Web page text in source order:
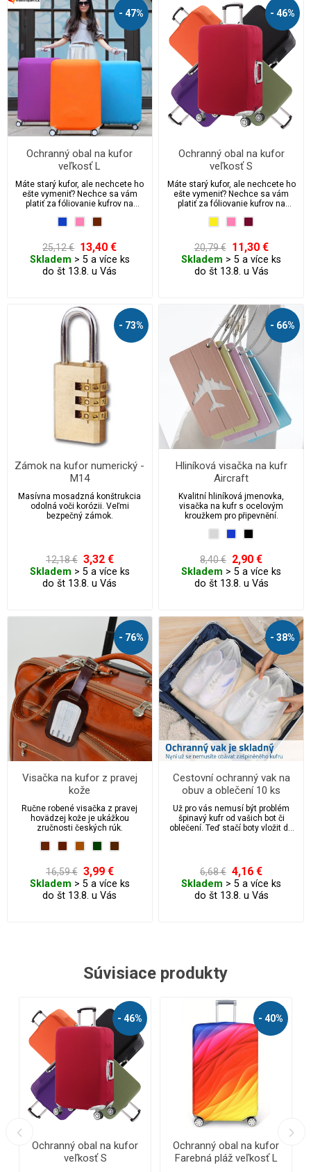
- 47%
Ochranný obal na kufor
veľkosť L
Máte starý kufor, ale nechcete ho
ešte vymeniť? Nechce sa vám
platiť za fóliovanie kufrov na
25,12 € 13,40 €
Skladem > 5 a více ks
do št 13.8. u Vás
- 46%
Ochranný obal na kufor
veľkosť S
Máte starý kufor, ale nechcete ho
ešte vymeniť? Nechce sa vám
platiť za fóliovanie kufrov na
20,79 € 11,30 €
Skladem > 5 a více ks
do št 13.8. u Vás
- 73%
Zámok na kufor numerický -
M14
Masívna mosadzná konštrukcia
odolná voči korózii. Veľmi
bezpečný zámok.
12,18 € 3,32 €
Skladem > 5 a více ks
do št 13.8. u Vás
- 66%
Hliníková visačka na kufr
Aircraft
Kvalitní hliníková jmenovka,
visačka na kufr s ocelovým
kroužkem pro připevnění.
8,40 € 2,90 €
Skladem > 5 a více ks
do št 13.8. u Vás
- 76%
Visačka na kufor z pravej
kože
Ručne robené visačka z pravej
hovädzej kože je ukážkou
zručnosti českých rúk.
16,59 € 3,99 €
Skladem > 5 a více ks
do št 13.8. u Vás
- 38%
Cestovní ochranný vak na
obuv a oblečení 10 ks
Už pro vás nemusí být problém
špinavý kufr od vašich bot či
oblečení. Teď stačí boty vložit do
6,68 € 4,16 €
Skladem > 5 a více ks
do št 13.8. u Vás
Súvisiace produkty
- 44%
Ochranný obal na kufor
Farebná pláž veľkosť M
- 49%
Ochranný obal na kufor
Farebná pláž veľkosť S